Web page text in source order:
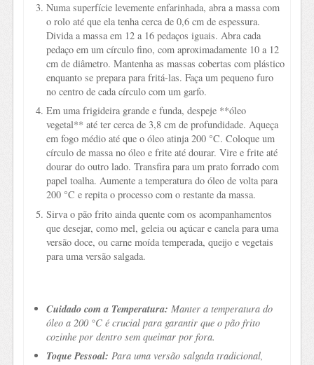
Numa superfície levemente enfarinhada, abra a massa com
o rolo até que ela tenha cerca de 0,6 cm de espessura.
Divida a massa em 12 a 16 pedaços iguais. Abra cada
pedaço em um círculo fino, com aproximadamente 10 a 12
cm de diâmetro. Mantenha as massas cobertas com plástico
enquanto se prepara para fritá-las. Faça um pequeno furo
no centro de cada círculo com um garfo.
Em uma frigideira grande e funda, despeje **óleo
vegetal** até ter cerca de 3,8 cm de profundidade. Aqueça
em fogo médio até que o óleo atinja 200 °C. Coloque um
círculo de massa no óleo e frite até dourar. Vire e frite até
dourar do outro lado. Transfira para um prato forrado com
papel toalha. Aumente a temperatura do óleo de volta para
200 °C e repita o processo com o restante da massa.
Sirva o pão frito ainda quente com os acompanhamentos
que desejar, como mel, geleia ou açúcar e canela para uma
versão doce, ou carne moída temperada, queijo e vegetais
para uma versão salgada.
Cuidado com a Temperatura: Manter a temperatura do
óleo a 200 °C é crucial para garantir que o pão frito
cozinhe por dentro sem queimar por fora.
Toque Pessoal: Para uma versão salgada tradicional,